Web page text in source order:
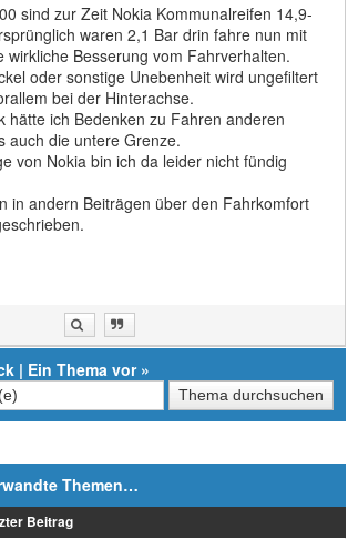
sind zur Zeit Nokia Kommunalreifen 14,9-
waren 2,1 Bar drin fahre nun mit
wirkliche Besserung vom Fahrverhalten.
oder sonstige Unebenheit wird ungefiltert
bei der Hinterachse.
hätte ich Bedenken zu Fahren anderen
auch die untere Grenze.
von Nokia bin ich da leider nicht fündig
in andern Beiträgen über den Fahrkomfort
| Ein Thema vor»
Themen…
Beitrag